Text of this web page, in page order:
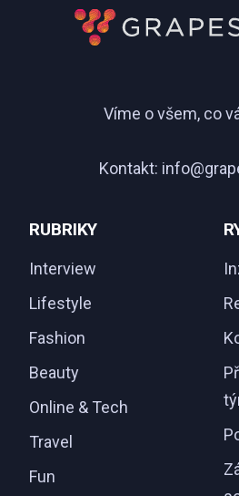
Víme o všem, co
Kontakt:
RUBRIKY
Interview
Lifestyle
Fashion
Beauty
Online & Tech
Travel
Fun